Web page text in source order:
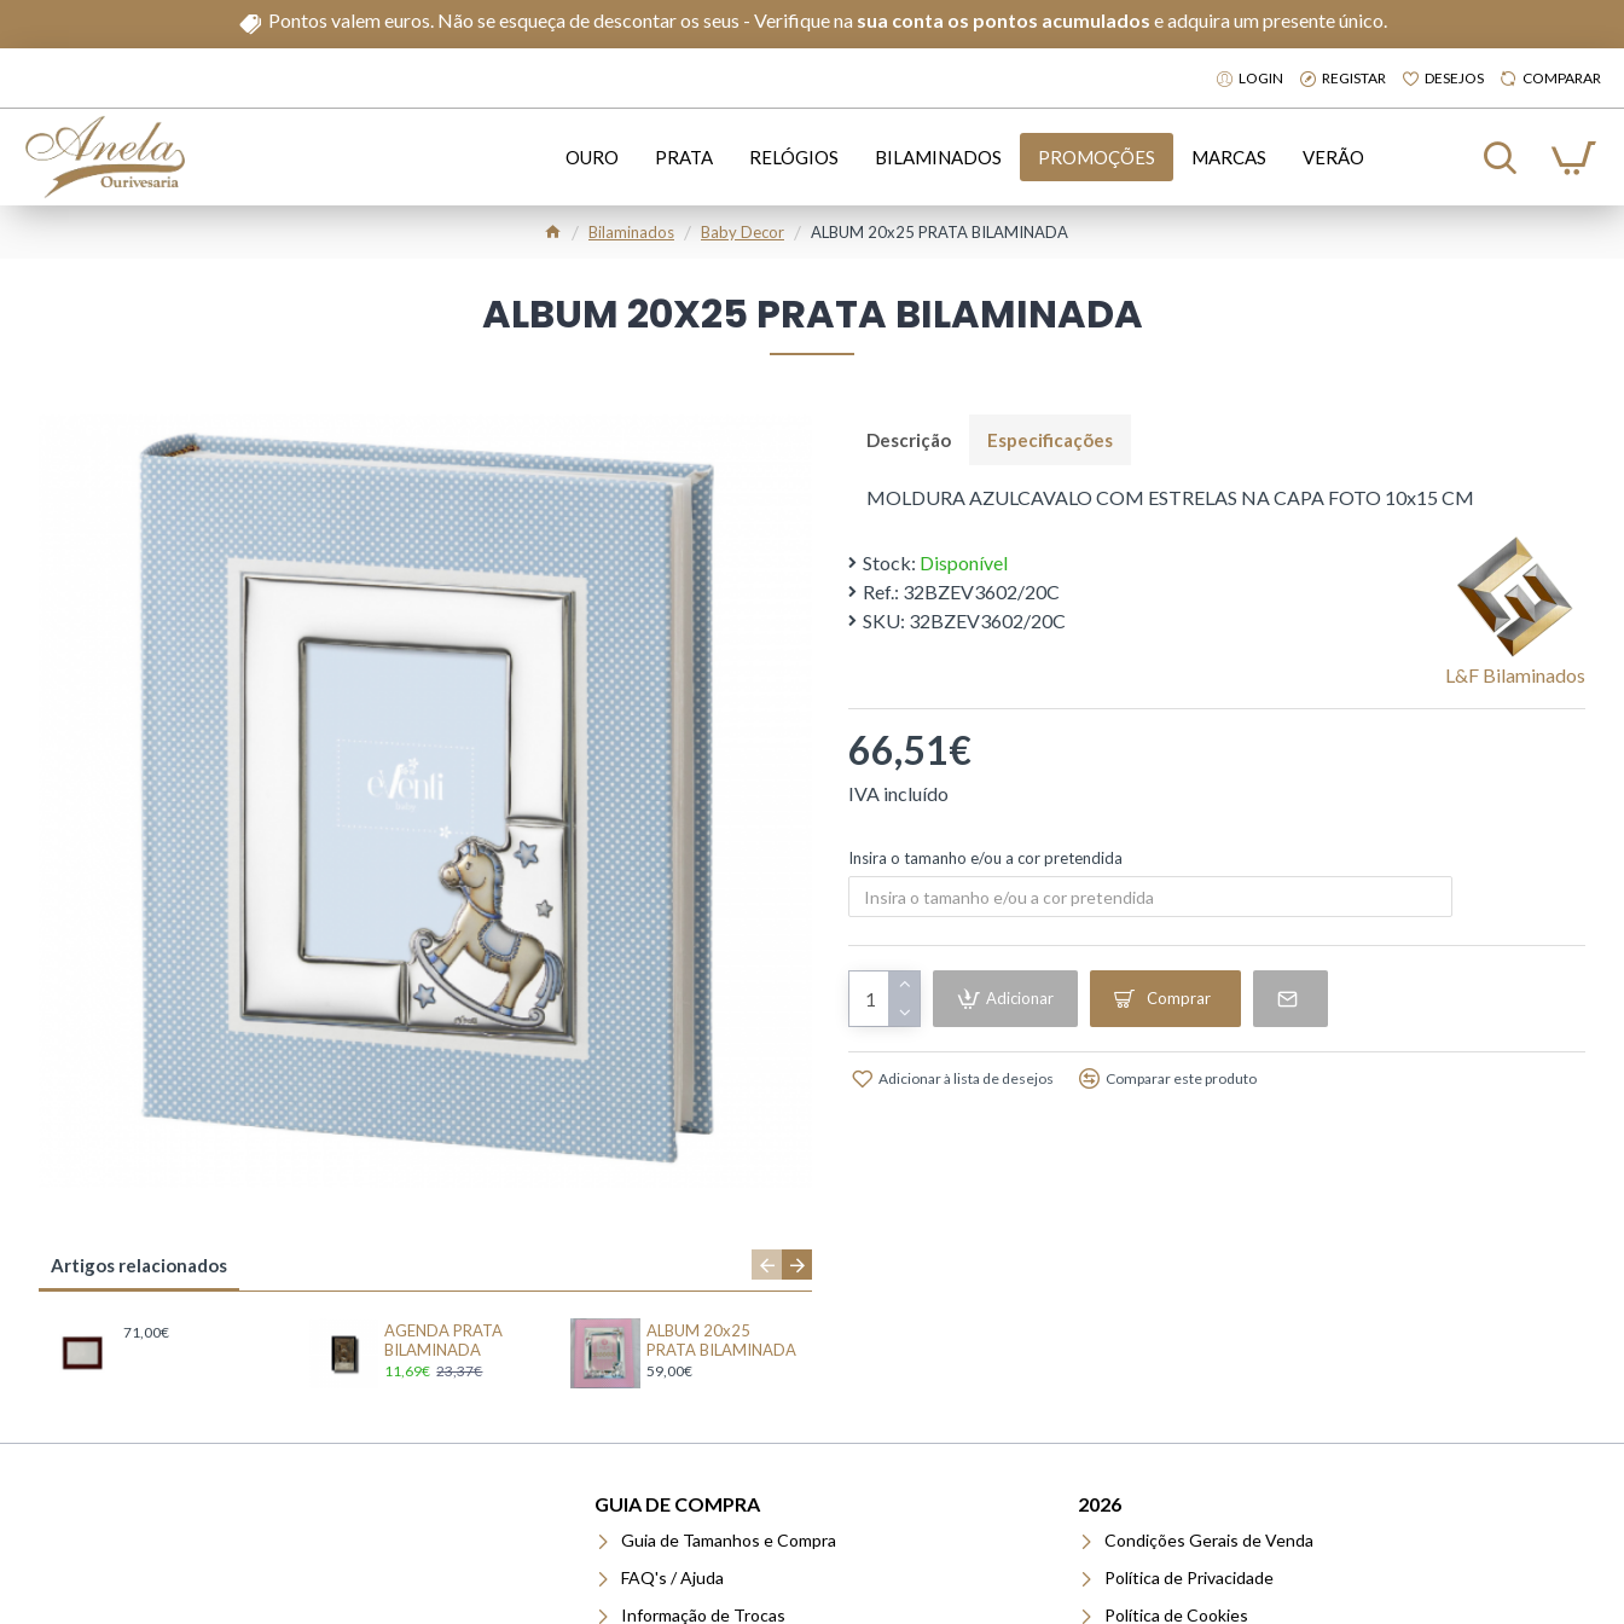
Pontos valem euros. Não se esqueça de descontar os seus - Verifique na sua conta os pontos acumulados e adquira um presente único.
LOGIN REGISTAR DESEJOS COMPARAR
OURO PRATA RELÓGIOS BILAMINADOS PROMOÇÕES MARCAS VERÃO
Bilaminados Baby Decor ALBUM 20x25 PRATA BILAMINADA
ALBUM 20X25 PRATA BILAMINADA
Artigos relacionados
71,00€
AGENDA PRATA
BILAMINADA
11,69€ 23,37€
ALBUM 20x25
PRATA BILAMINADA
59,00€
Descrição Especificações
MOLDURA AZULCAVALO COM ESTRELAS NA CAPA FOTO 10x15 CM
Stock: Disponível
Ref.: 32BZEV3602/20C
SKU: 32BZEV3602/20C
L&f Bilaminados
66,51€
Insira o tamanho e/ou a cor pretendida
Adicionar Comprar
Adicionar à lista de desejos Comparar este produto
GUIA DE COMPRA
Guia de Tamanhos e Compra
FAQ's / Ajuda
Informação de Trocas
2026
Condições Gerais de Venda
Política de Privacidade
Política de Cookies